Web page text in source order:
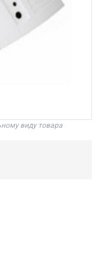
виду товара